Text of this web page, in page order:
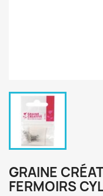
GRAINE
FERMOIRS